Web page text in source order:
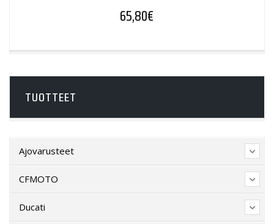
65,80€
TUOTTEET
Ajovarusteet
CFMOTO
Ducati